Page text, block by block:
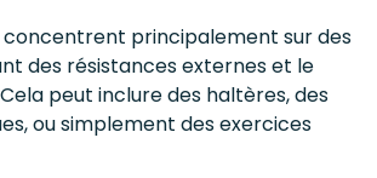
concentrent principalement sur des
des résistances externes et le
peut inclure des haltères, des
ou simplement des exercices